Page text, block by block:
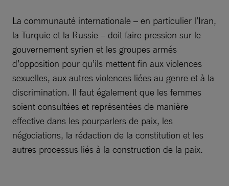
La communauté internationale – en particulier l’Iran,
la Turquie et la Russie – doit faire pression sur le
gouvernement syrien et les groupes armés
d’opposition pour qu’ils mettent fin aux violences
sexuelles, aux autres violences liées au genre et à la
discrimination. Il faut également que les femmes
soient consultées et représentées de manière
effective dans les pourparlers de paix, les
négociations, la rédaction de la constitution et les
autres processus liés à la construction de la paix.